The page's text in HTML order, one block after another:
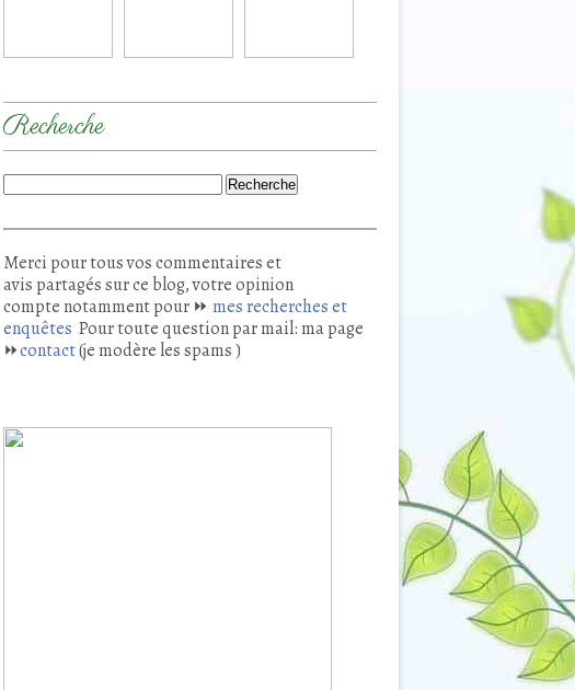
Recherche
Merci pour tous vos commentaires et
avis partagés sur ce blog, votre opinion
compte notamment pour ⏩ mes recherches et
enquêtes Pour toute question par mail: ma page
⏩contact(je modère les spams )